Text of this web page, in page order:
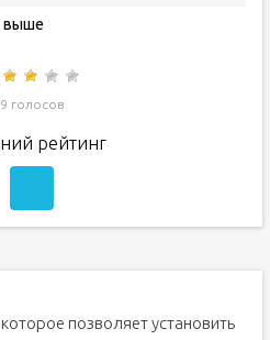
выше
9 голосов
рейтинг
позволяет установить